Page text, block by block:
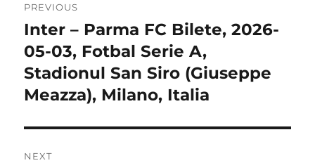
navigation
PREVIOUS
Previous
post:
Inter – Parma FC Bilete, 2026-
05-03, Fotbal Serie A,
Stadionul San Siro (Giuseppe
Meazza), Milano, Italia
NEXT